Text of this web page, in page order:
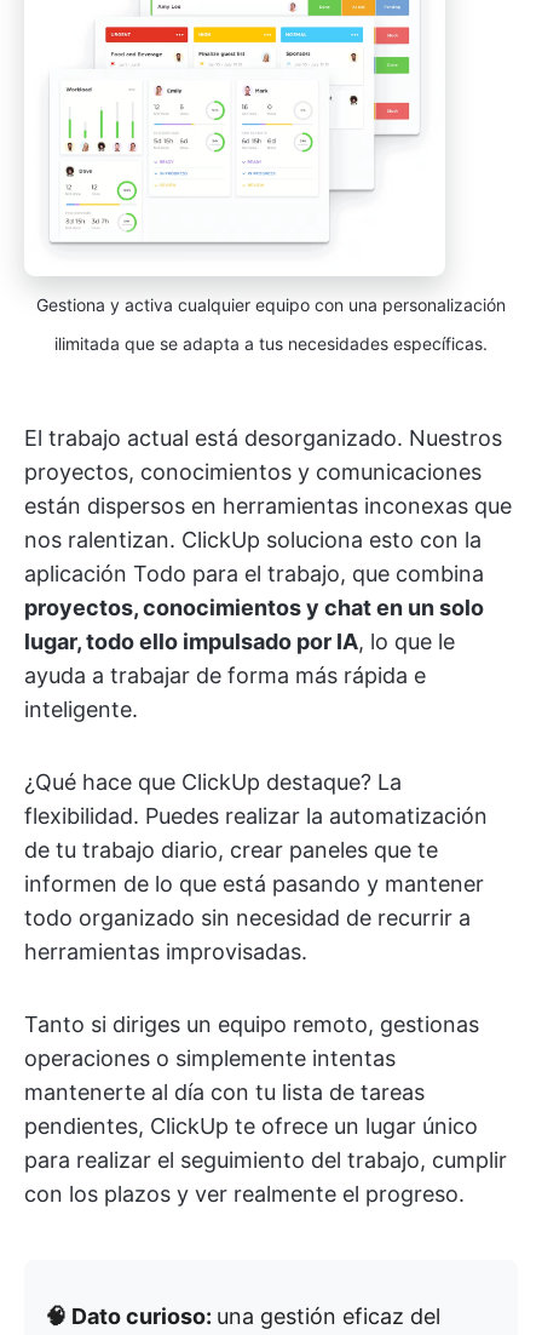
Gestiona y activa cualquier equipo con una personalización
ilimitada que se adapta a tus necesidades específicas.
El trabajo actual está desorganizado. Nuestros
proyectos, conocimientos y comunicaciones
están dispersos en herramientas inconexas que
nos ralentizan. ClickUp soluciona esto con la
aplicación Todo para el trabajo, que combina
proyectos, conocimientos y chat en un solo
lugar, todo ello impulsado por IA, lo que le
ayuda a trabajar de forma más rápida e
inteligente.
¿Qué hace que ClickUp destaque? La
flexibilidad. Puedes realizar la automatización
de tu trabajo diario, crear paneles que te
informen de lo que está pasando y mantener
todo organizado sin necesidad de recurrir a
herramientas improvisadas.
Tanto si diriges un equipo remoto, gestionas
operaciones o simplemente intentas
mantenerte al día con tu lista de tareas
pendientes, ClickUp te ofrece un lugar único
para realizar el seguimiento del trabajo, cumplir
con los plazos y ver realmente el progreso.
🧠 Dato curioso: una gestión eficaz del